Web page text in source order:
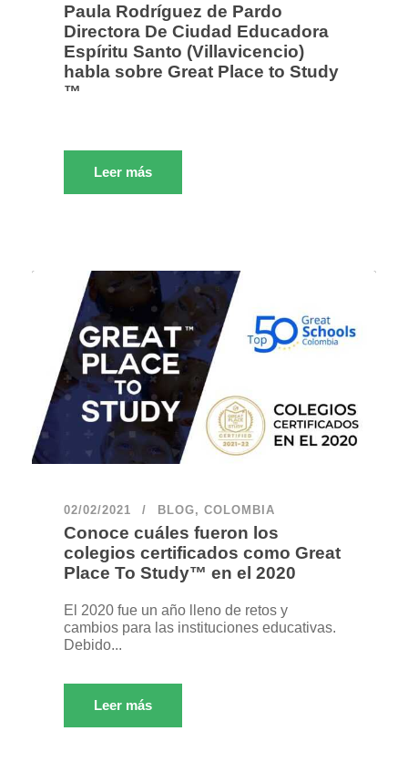
Paula Rodríguez de Pardo
Directora De Ciudad Educadora
Espíritu Santo (Villavicencio)
habla sobre Great Place to Study
™
Leer más
02/02/2021 BLOG, COLOMBIA
Conoce cuáles fueron los
colegios certificados como Great
Place To Study™ en el 2020
El 2020 fue un año lleno de retos y
cambios para las instituciones educativas.
Debido...
Leer más